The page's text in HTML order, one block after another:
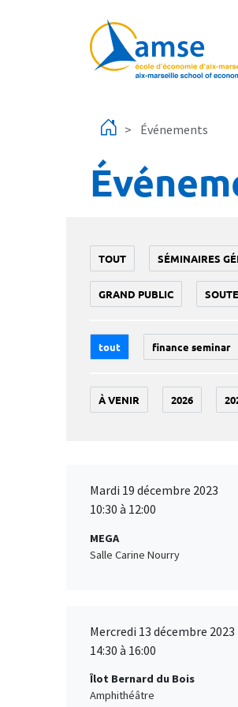
Événements
TOUT SÉMINAIRES
GRAND PUBLIC
tout finance seminar
À VENIR 2026
Mardi 19 décembre 2023
10:30 à 12:00
MEGA
Salle Carine Nourry
Mercredi 13 décembre 2023
14:30 à 16:00
Îlot Bernard du Bois
Amphithéâtre